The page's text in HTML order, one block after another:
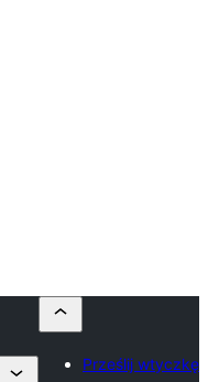
Prześlij wtyczkę